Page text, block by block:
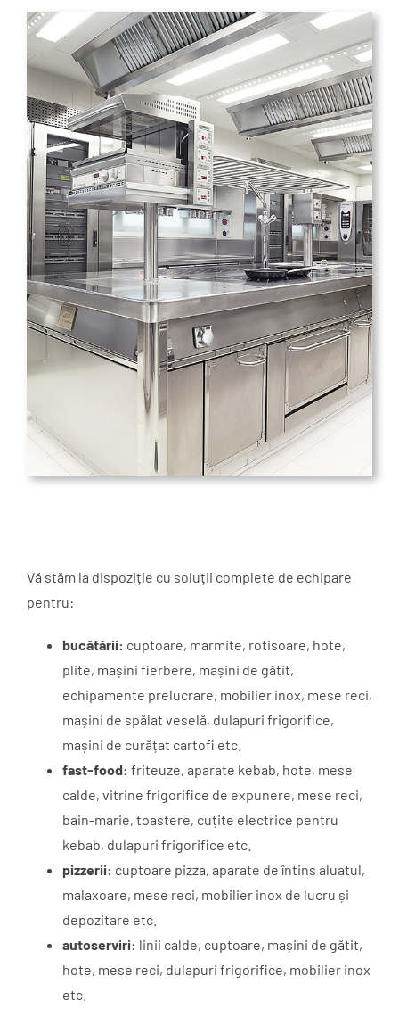
Vă stăm la dispoziție cu soluții complete de echipare
pentru:
bucătării: cuptoare, marmite, rotisoare, hote,
plite, mașini fierbere, mașini de gătit,
echipamente prelucrare, mobilier inox, mese reci,
mașini de spălat veselă, dulapuri frigorifice,
mașini de curățat cartofi etc.
fast-food: friteuze, aparate kebab, hote, mese
calde, vitrine frigorifice de expunere, mese reci,
bain-marie, toastere, cuțite electrice pentru
kebab, dulapuri frigorifice etc.
pizzerii: cuptoare pizza, aparate de întins aluatul,
malaxoare, mese reci, mobilier inox de lucru și
depozitare etc.
autoserviri: linii calde, cuptoare, mașini de gătit,
hote, mese reci, dulapuri frigorifice, mobilier inox
etc.